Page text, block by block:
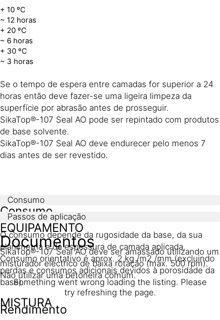
+ 10 ºC
~ 12 horas
+ 20 ºC
~ 6 horas
+ 30 ºC
~ 3 horas
Se o tempo de espera entre camadas for superior a 24
horas então deve fazer-se uma ligeira limpeza da
superfície por abrasão antes de prosseguir.
SikaTop®-107 Seal AO pode ser repintado com produtos
de base solvente.
SikaTop®-107 Seal AO deve endurecer pelo menos 7
dias antes de ser revestido.
Consumo
Consumo
O consumo depende da rugosidade da base, da sua
planimetria e da espessura de camada aplicada.
Consumo orientativo é aprox. 2 kg /m2 /mm (excluindo
perdas e consumos adicionais devidos à porosidade da
base).
Rendimento
Passos de aplicação
EQUIPAMENTO
SikaTop®-107 Seal AO deve ser amassado utilizando um
misturador eléctrico de baixa rotação (máx. 500 rpm).
Não utilizar uma betoneira comum.
MISTURA
Documentos
Something went wrong loading the listing. Please
try refreshing the page.